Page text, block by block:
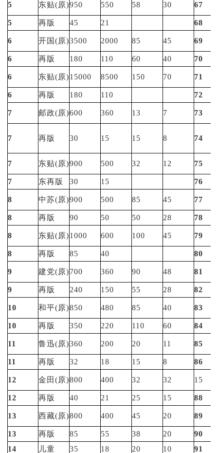
5 东贴(原)950 550 58 30 67
5 再版 45 21 68
6 开国(原)3500 2000 85 45 69
6 再版 180 110 60 40 70
6 东贴(原)15000 8500 150 70 71
6 再版 180 110 72
7 邮政(原)600 360 13 7 73
7 再版 30 15 15 8 74
7 东贴(原)900 500 32 12 75
7 东再版 30 15 76
8 中苏(原)900 500 85 45 77
8 再版 90 50 50 28 78
8 东贴(原)1000 600 100 45 79
8 再版 85 40 80
9 建党(原)700 360 90 48 81
9 再版 240 150 55 28 82
10 和平(原)850 480 85 40 83
10 再版 350 220 110 60 84
11 鲁迅(原)360 200 20 11 85
11 再版 32 18 15 8 86
12 金田(原)800 400 32 32 15
12 再版 40 21 25 15 88
13 西藏(原)800 400 45 20 89
13 再版 85 55 38 20
90
14
儿童 35 18 20 10 91